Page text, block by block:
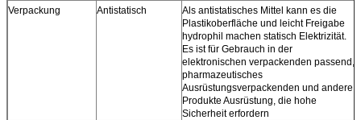
Verpackung
Antistatisch
Als antistatisches Mittel kann es die
Plastikoberfläche und leicht Freigabe
hydrophil machen statisch Elektrizität.
Es ist für Gebrauch in der
elektronischen verpackenden passend,
pharmazeutisches
Ausrüstungsverpackenden und andere
Produkte Ausrüstung, die hohe
Sicherheit erfordern